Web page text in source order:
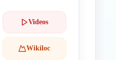
Videos
Wikiloc